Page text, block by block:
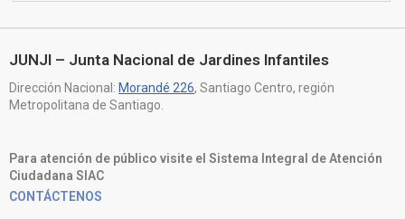
JUNJI – Junta Nacional de Jardines Infantiles
Dirección Nacional: Morandé 226, Santiago Centro, región
Metropolitana de Santiago.
Para atención de público visite el Sistema Integral de Atención
Ciudadana SIAC
CONTÁCTENOS